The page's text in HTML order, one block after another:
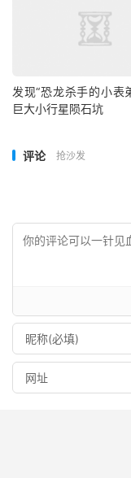
发现“恐龙杀手的小表
巨大小行星陨石坑
评论 抢沙发